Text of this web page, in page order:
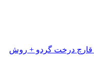
قارچ درخت گردو + روش